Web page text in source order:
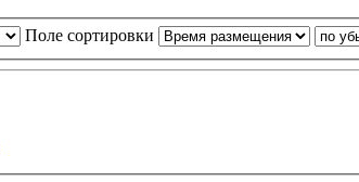
Поле сортировки